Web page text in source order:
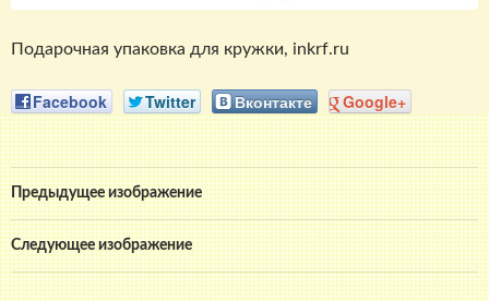
Подарочная упаковка для кружки, inkrf.ru
Facebook Twitter Вконтакте Google+
Предыдущее изображение
Следующее изображение